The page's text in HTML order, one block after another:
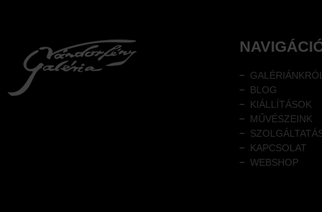
GALÉRIÁNKRÓL
BLOG
KIÁLLÍTÁSOK
MŰVÉSZEINK
KAPCSOLAT
WEBSHOP